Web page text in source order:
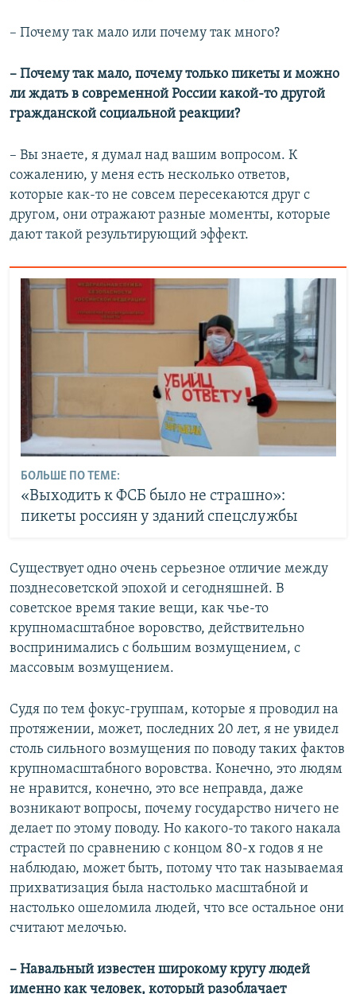
– Почему так мало или почему так много?
– Почему так мало, почему только пикеты и можно
ли ждать в современной России какой-то другой
гражданской социальной реакции?
– Вы знаете, я думал над вашим вопросом. К
сожалению, у меня есть несколько ответов,
которые как-то не совсем пересекаются друг с
другом, они отражают разные моменты, которые
дают такой результирующий эффект.
БОЛЬШЕ ПО ТЕМЕ:
«Выходить к ФСБ было не страшно»:
пикеты россиян у зданий спецслужбы
Существует одно очень серьезное отличие между
позднесоветской эпохой и сегодняшней. В
советское время такие вещи, как чье-то
крупномасштабное воровство, действительно
воспринимались с большим возмущением, с
массовым возмущением.
Судя по тем фокус-группам, которые я проводил на
протяжении, может, последних 20 лет, я не увидел
столь сильного возмущения по поводу таких фактов
крупномасштабного воровства. Конечно, это людям
не нравится, конечно, это все неправда, даже
возникают вопросы, почему государство ничего не
делает по этому поводу. Но какого-то такого накала
страстей по сравнению с концом 80-х годов я не
наблюдаю, может быть, потому что так называемая
прихватизация была настолько масштабной и
настолько ошеломила людей, что все остальное они
считают мелочью.
– Навальный известен широкому кругу людей
именно как человек, который разоблачает